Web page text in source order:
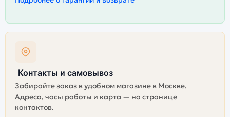
Контакты и самовывоз
Забирайте заказ в удобном магазине в Москве.
Адреса, часы работы и карта — на странице
контактов.